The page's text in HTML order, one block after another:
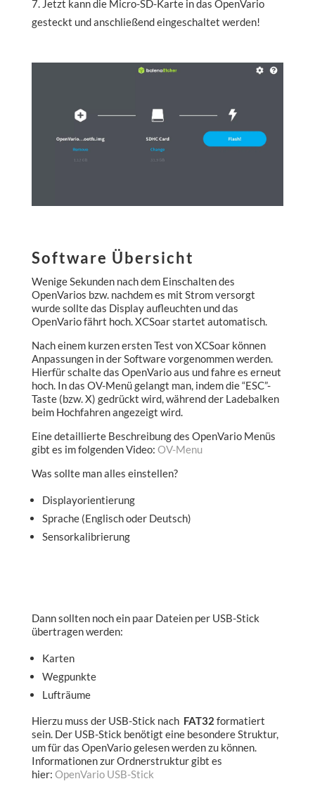
Jetzt kann die Micro-SD-Karte in das OpenVario
gesteckt und anschließend eingeschaltet werden!
Software Übersicht
Wenige Sekunden nach dem Einschalten des
OpenVarios bzw. nachdem es mit Strom versorgt
wurde sollte das Display aufleuchten und das
OpenVario fährt hoch. XCSoar startet automatisch.
Nach einem kurzen ersten Test von XCSoar können
Anpassungen in der Software vorgenommen werden.
Hierfür schalte das OpenVario aus und fahre es erneut
hoch. In das OV-Menü gelangt man, indem die “ESC”-
Taste (bzw. X) gedrückt wird, während der Ladebalken
beim Hochfahren angezeigt wird.
Eine detaillierte Beschreibung des OpenVario Menüs
gibt es im folgenden Video: OV-Menu
Was sollte man alles einstellen?
Displayorientierung
Sprache (Englisch oder Deutsch)
Sensorkalibrierung
Dann sollten noch ein paar Dateien per USB-Stick
übertragen werden:
Karten
Wegpunkte
Lufträume
Hierzu muss der USB-Stick nach FAT32 formatiert
sein. Der USB-Stick benötigt eine besondere Struktur,
um für das OpenVario gelesen werden zu können.
Informationen zur Ordnerstruktur gibt es
hier: OpenVario USB-Stick